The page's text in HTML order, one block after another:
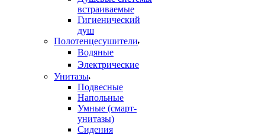
встраиваемые
Гигиенический
душ
Полотенцесушители
ㅤВодяные
ㅤЭлектрические
Унитазы
Подвесные
Напольные
Умные (смарт-
унитазы)
Сидения